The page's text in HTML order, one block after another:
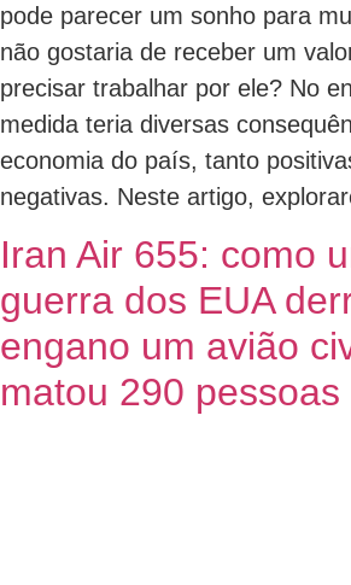
pode parecer um sonho para
não gostaria de receber um
precisar trabalhar por ele? No
medida teria diversas
economia do país, tanto
negativas. Neste artigo,
Iran Air 655: como
guerra dos EUA
engano um avião
matou 290 pessoas